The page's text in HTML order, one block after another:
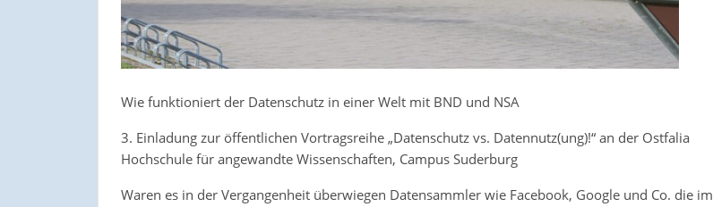
Wie funktioniert der Datenschutz in einer Welt mit BND und NSA
3. Einladung zur öffentlichen Vortragsreihe „Datenschutz vs. Datennutz(ung)!“ an der Ostfalia
Hochschule für angewandte Wissenschaften, Campus Suderburg
Waren es in der Vergangenheit überwiegen Datensammler wie Facebook, Google und Co. die im